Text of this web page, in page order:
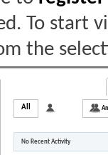
To start
the
All
No Recent Activity